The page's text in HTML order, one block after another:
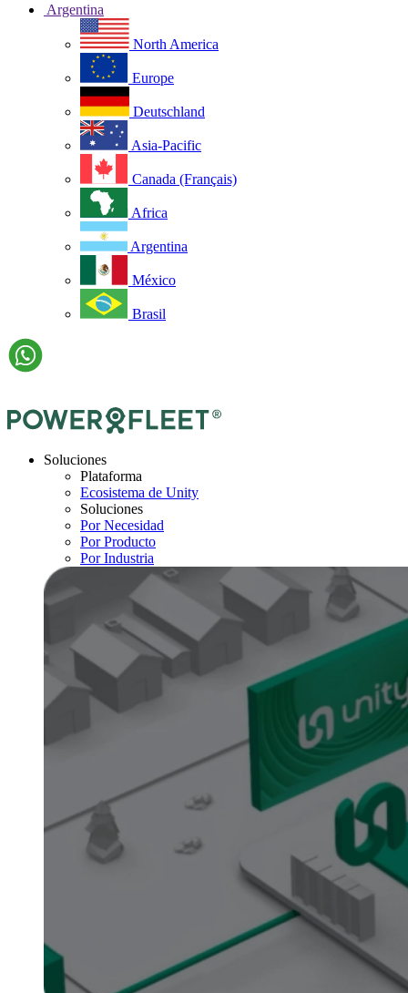
Argentina
North America
Europe
Deutschland
Asia-Pacific
Canada (Français)
Africa
Argentina
México
Brasil
Soluciones
Plataforma
Ecosistema de Unity
Soluciones
Por Necesidad
Por Producto
Por Industria